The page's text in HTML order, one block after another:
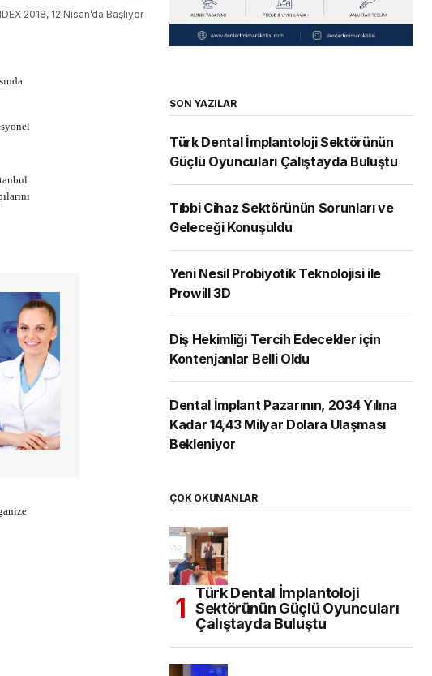
IDEX 2018, 12 Nisan’da Başlıyor
SON YAZILAR
Türk Dental İmplantoloji Sektörünün
Güçlü Oyuncuları Çalıştayda Buluştu
Tıbbi Cihaz Sektörünün Sorunları ve
Geleceği Konuşuldu
Yeni Nesil Probiyotik Teknolojisi ile
Prowill 3D
Diş Hekimliği Tercih Edecekler için
Kontenjanlar Belli Oldu
Dental İmplant Pazarının, 2034 Yılına
Kadar 14,43 Milyar Dolara Ulaşması
Bekleniyor
ÇOK OKUNANLAR
Türk Dental İmplantoloji
Sektörünün Güçlü Oyuncuları
Çalıştayda Buluştu